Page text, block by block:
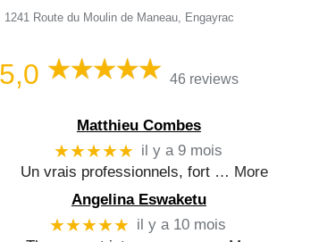
1241 Route du Moulin de Maneau, Engayrac
5,0 46 reviews
Matthieu Combes
★★★★★ il y a 9 mois
Un vrais professionnels, fort … More
Angelina Eswaketu
★★★★★ il y a 10 mois